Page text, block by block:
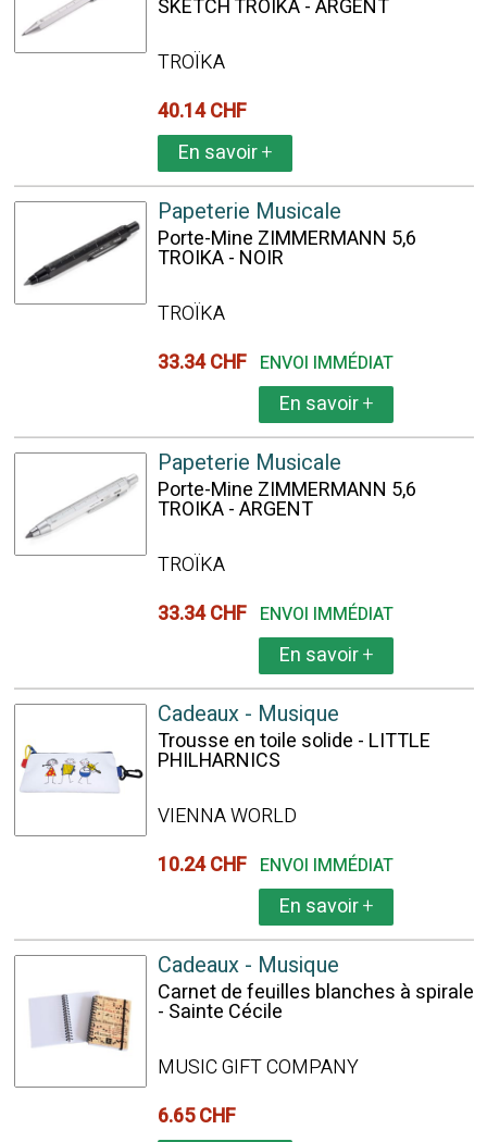
SKETCH TROIKA - ARGENT
TROÏKA
40.14 CHF
En savoir+
Papeterie Musicale
Porte-Mine ZIMMERMANN 5,6
TROIKA - NOIR
TROÏKA
33.34 CHF ENVOI IMMÉDIAT
En savoir+
Papeterie Musicale
Porte-Mine ZIMMERMANN 5,6
TROIKA - ARGENT
TROÏKA
33.34 CHF ENVOI IMMÉDIAT
En savoir+
Cadeaux - Musique
Trousse en toile solide - LITTLE
PHILHARNICS
VIENNA WORLD
10.24 CHF ENVOI IMMÉDIAT
En savoir+
Cadeaux - Musique
Carnet de feuilles blanches à spirale
- Sainte Cécile
MUSIC GIFT COMPANY
6.65 CHF